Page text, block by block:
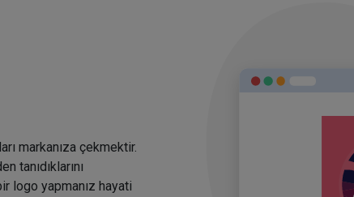
markanıza çekmektir.
tanıdıklarını
logo yapmanız hayati